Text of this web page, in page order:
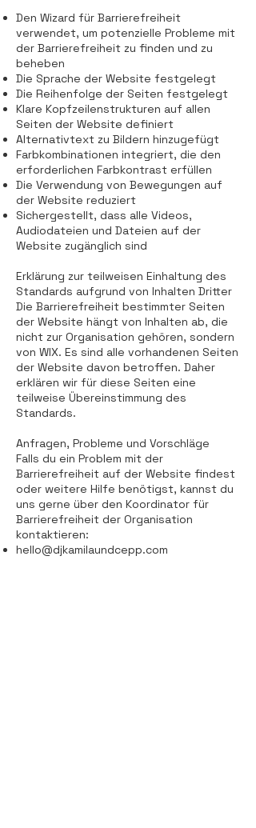
Den Wizard für Barrierefreiheit
verwendet, um potenzielle Probleme mit
der Barrierefreiheit zu finden und zu
beheben
Die Sprache der Website festgelegt
Die Reihenfolge der Seiten festgelegt
Klare Kopfzeilenstrukturen auf allen
Seiten der Website definiert
Alternativtext zu Bildern hinzugefügt
Farbkombinationen integriert, die den
erforderlichen Farbkontrast erfüllen
Die Verwendung von Bewegungen auf
der Website reduziert
Sichergestellt, dass alle Videos,
Audiodateien und Dateien auf der
Website zugänglich sind
Erklärung zur teilweisen Einhaltung des
Standards aufgrund von Inhalten Dritter
Die Barrierefreiheit bestimmter Seiten
der Website hängt von Inhalten ab, die
nicht zur Organisation gehören, sondern
von WIX. Es sind alle vorhandenen Seiten
der Website davon betroffen. Daher
erklären wir für diese Seiten eine
teilweise Übereinstimmung des
Standards.
Anfragen, Probleme und Vorschläge
Falls du ein Problem mit der
Barrierefreiheit auf der Website findest
oder weitere Hilfe benötigst, kannst du
uns gerne über den Koordinator für
Barrierefreiheit der Organisation
kontaktieren:
hello@djkamilaundcepp.com